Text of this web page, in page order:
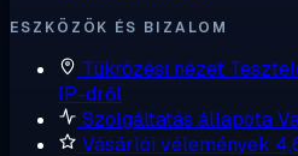
ESZKÖZÖK ÉS BIZALOM
Tükrözési nézet
IP-dről
Szolgáltatás állapota
Vásárlói vélemények